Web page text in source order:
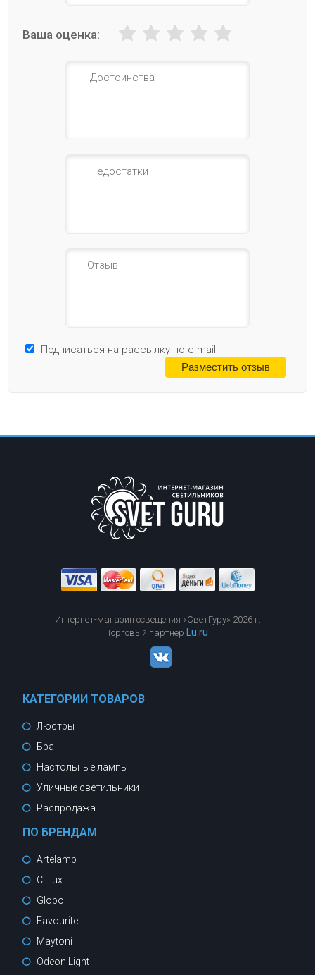
Ваша оценка:
Подписаться на рассылку по e-mail
Интернет-магазин освещения «СветГуру» 2026 г.
Торговый партнер Lu.ru
КАТЕГОРИИ ТОВАРОВ
Люстры
Бра
Настольные лампы
Уличные светильники
Распродажа
ПО БРЕНДАМ
Artelamp
Citilux
Globo
Favourite
Maytoni
Odeon Light